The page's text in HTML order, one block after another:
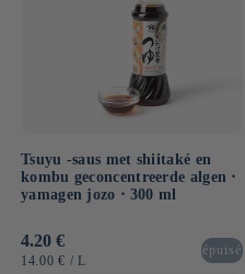
Tsuyu -saus met shiitaké en
kombu geconcentreerde algen ⋅
yamagen jozo ⋅ 300 ml
Normale
prijs
4.20 €
EENHEIDSPRIJS
14.00 € / PER
L
épuisé